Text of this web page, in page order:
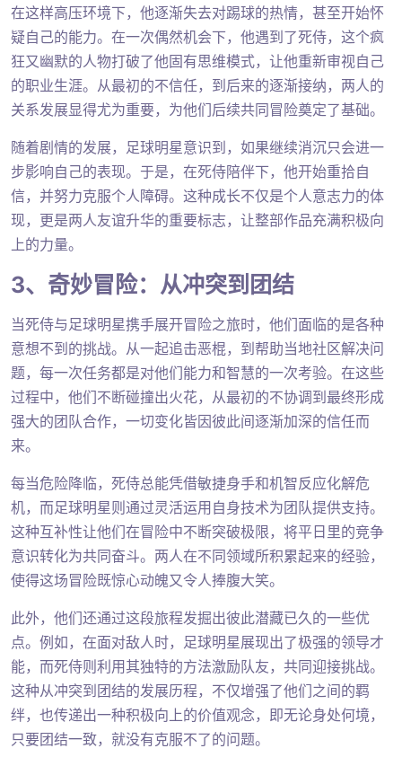
在这样高压环境下，他逐渐失去对踢球的热情，甚至开始怀
疑自己的能力。在一次偶然机会下，他遇到了死侍，这个疯
狂又幽默的人物打破了他固有思维模式，让他重新审视自己
的职业生涯。从最初的不信任，到后来的逐渐接纳，两人的
关系发展显得尤为重要，为他们后续共同冒险奠定了基础。
随着剧情的发展，足球明星意识到，如果继续消沉只会进一
步影响自己的表现。于是，在死侍陪伴下，他开始重拾自
信，并努力克服个人障碍。这种成长不仅是个人意志力的体
现，更是两人友谊升华的重要标志，让整部作品充满积极向
上的力量。
3、奇妙冒险：从冲突到团结
当死侍与足球明星携手展开冒险之旅时，他们面临的是各种
意想不到的挑战。从一起追击恶棍，到帮助当地社区解决问
题，每一次任务都是对他们能力和智慧的一次考验。在这些
过程中，他们不断碰撞出火花，从最初的不协调到最终形成
强大的团队合作，一切变化皆因彼此间逐渐加深的信任而
来。
每当危险降临，死侍总能凭借敏捷身手和机智反应化解危
机，而足球明星则通过灵活运用自身技术为团队提供支持。
这种互补性让他们在冒险中不断突破极限，将平日里的竞争
意识转化为共同奋斗。两人在不同领域所积累起来的经验，
使得这场冒险既惊心动魄又令人捧腹大笑。
此外，他们还通过这段旅程发掘出彼此潜藏已久的一些优
点。例如，在面对敌人时，足球明星展现出了极强的领导才
能，而死侍则利用其独特的方法激励队友，共同迎接挑战。
这种从冲突到团结的发展历程，不仅增强了他们之间的羁
绊，也传递出一种积极向上的价值观念，即无论身处何境，
只要团结一致，就没有克服不了的问题。